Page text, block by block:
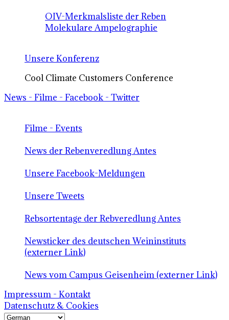
OIV-Merkmalsliste der Reben
Molekulare Ampelographie
Unsere Konferenz
Cool Climate Customers Conference
News - Filme - Facebook - Twitter
Filme - Events
News der Rebenveredlung Antes
Unsere Facebook-Meldungen
Unsere Tweets
Rebsortentage der Rebveredlung Antes
Newsticker des deutschen Weininstituts
(externer Link)
News vom Campus Geisenheim (externer Link)
Impressum - Kontakt
Datenschutz & Cookies